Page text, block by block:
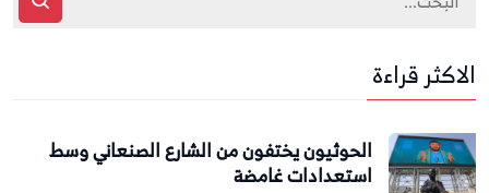
الاكثر قراءة
الحوثيون يختفون من الشارع الصنعاني وسط
استعدادات غامضة